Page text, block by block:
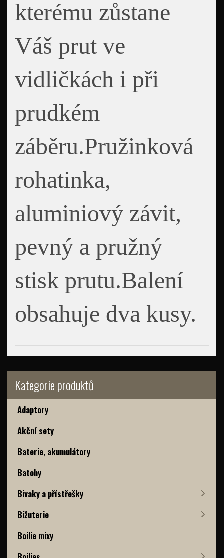
Kategorie produktů
Adaptory
Akční sety
Baterie, akumulátory
Batohy
Bivaky a přístřešky
Bižuterie
Boilie mixy
kterému zůstane
Váš prut ve
vidličkách i při
prudkém
záběru.Pružinková
rohatinka,
aluminiový závit,
pevný a pružný
stisk prutu.Balení
obsahuje dva kusy.